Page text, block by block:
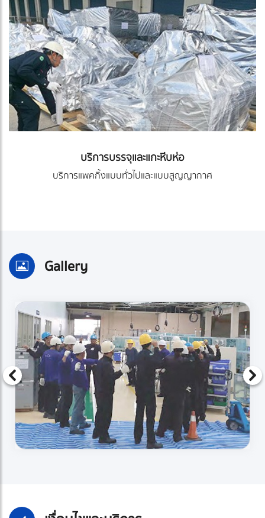
บริการบรรจุและแกะหีบห่อ
บริการแพคกิ้งแบบทั่วไปและแบบสูญญากาศ
Gallery